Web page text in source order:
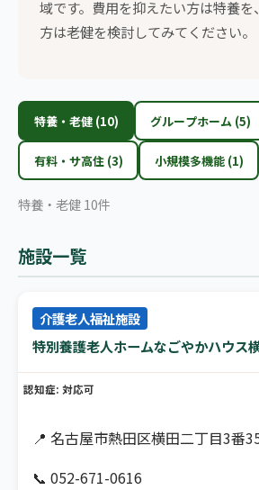
域です。費用を抑えたい方は特養を
方は老健を検討してみてください。
特養・老健 (10) グループホーム (5)
有料・サ高住 (3) 小規模多機能 (1)
特養・老健 10件
施設一覧
介護老人福祉施設
特別養護老人ホームなごやかハウス
認知症: 対応可
📍 名古屋市熱田区横田二丁目3番
📞 052-671-0616